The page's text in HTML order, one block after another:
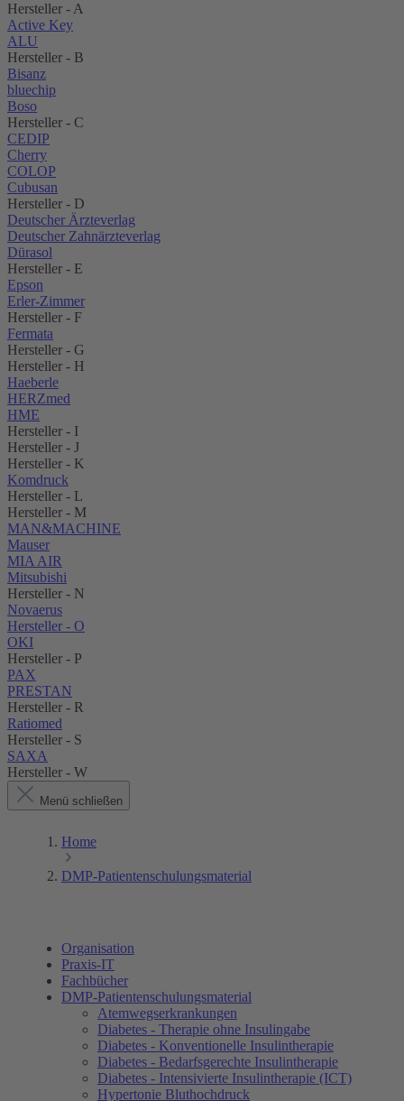
Hersteller - A
Active Key
ALU
Hersteller - B
Bisanz
bluechip
Boso
Hersteller - C
CEDIP
Cherry
COLOP
Cubusan
Hersteller - D
Deutscher Ärzteverlag
Deutscher Zahnärzteverlag
Dürasol
Hersteller - E
Epson
Erler-Zimmer
Hersteller - F
Fermata
Hersteller - G
Hersteller - H
Haeberle
HERZmed
HME
Hersteller - I
Hersteller - J
Hersteller - K
Komdruck
Hersteller - L
Hersteller - M
MAN&MACHINE
Mauser
MIA AIR
Mitsubishi
Hersteller - N
Novaerus
Hersteller - O
OKI
Hersteller - P
PAX
PRESTAN
Hersteller - R
Ratiomed
Hersteller - S
SAXA
Hersteller - W
Menü schließen
Home
DMP-Patientenschulungsmaterial
Organisation
Praxis-IT
Fachbücher
DMP-Patientenschulungsmaterial
Atemwegserkrankungen
Diabetes - Therapie ohne Insulingabe
Diabetes - Konventionelle Insulintherapie
Diabetes - Bedarfsgerechte Insulintherapie
Diabetes - Intensivierte Insulintherapie (ICT)
Hypertonie Bluthochdruck